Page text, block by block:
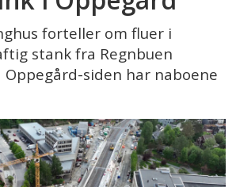
forteller om fluer i
stank fra Regnbuen
Oppegård-siden har naboene